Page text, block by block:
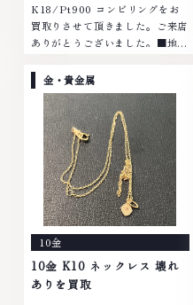
K18/Pt900 コンビリングをお
買取りさせて頂きました。ご来店
ありがとうございました。■地域
ヤモンド ブランド品 ブランド衣
類 お酒買取りのことなら、お任
せくださいなかでも金・プラチナ
等のアクセサリー・貴金属・宝
石・ダイヤモンド・ジュエリーや
ブランド品・時計等は特に自信を
持って、高額査定を実現しており
ます。 古くて使わなくなってし
まったアクセサリー、動かなくな
ってしまった腕時計、多くのお品
物の高価買取りを実現しており、
他店ではお値段の付かなかったお
品物でも、一点一点丁寧に無料で
金・貴金属
10金
10金 K10 ネックレス 壊れ
ありを買取